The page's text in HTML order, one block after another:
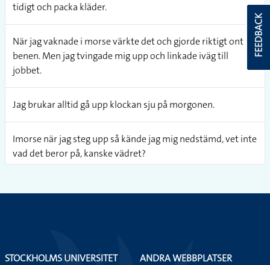
tidigt och packa kläder.
När jag vaknade i morse värkte det och gjorde riktigt ont i
benen. Men jag tvingade mig upp och linkade iväg till
jobbet.
Jag brukar alltid gå upp klockan sju på morgonen.
Imorse när jag steg upp så kände jag mig nedstämd, vet inte
vad det beror på, kanske vädret?
FEEDBACK
STOCKHOLMS UNIVERSITET
ANDRA WEBBPLATSER